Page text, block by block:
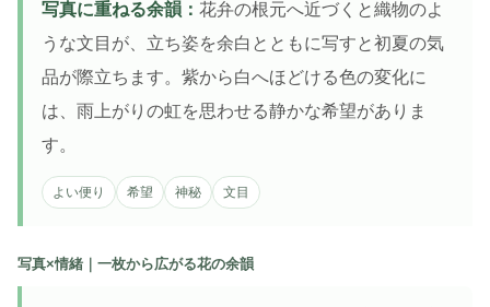
写真に重ねる余韻： 花弁の根元へ近づくと織物のよ
うな文目が、立ち姿を余白とともに写すと初夏の気
品が際立ちます。紫から白へほどける色の変化に
は、雨上がりの虹を思わせる静かな希望がありま
す。
よい便り 希望 神秘 文目
写真×情緒｜一枚から広がる花の余韻